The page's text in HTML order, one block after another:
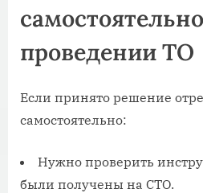
проведении ТО
Если принято решение
самостоятельно:
Нужно проверить
были получены на СТО.